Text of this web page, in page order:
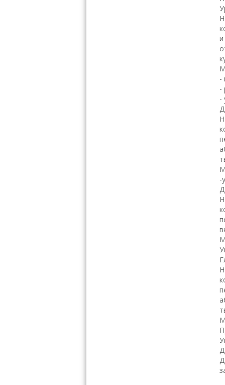
и
-
-
-
-